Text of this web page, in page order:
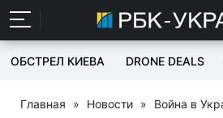
ОБСТРЕЛ КИЕВА DRONE DEALS
Главная » Новости » Война в